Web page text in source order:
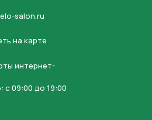
salon.ru
на карте
интернет-
c 09:00 до 19:00